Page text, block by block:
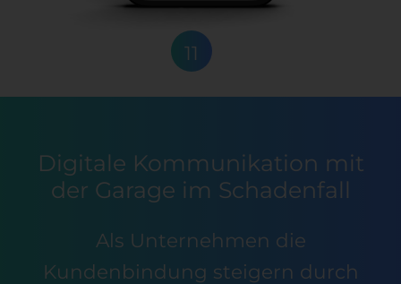
11
Digitale Kommunikation mit
der Garage im Schadenfall
Als Unternehmen die
Kundenbindung steigern durch